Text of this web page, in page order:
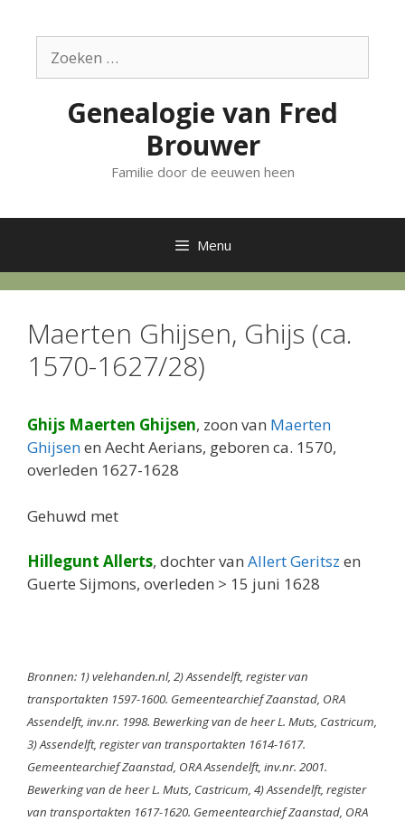
inhoudnaar:
Genealogie van Fred
Brouwer
Familie door de eeuwen heen
Menu
Maerten Ghijsen, Ghijs (ca.
1570-1627/28)
Ghijs Maerten Ghijsen, zoon van Maerten
Ghijsenen Aecht Aerians, geboren ca. 1570,
overleden 1627-1628
Gehuwd met
Hillegunt Allerts, dochter van Allert Geritsz en
Guerte Sijmons, overleden > 15 juni 1628
Bronnen: 1) velehanden.nl, 2) Assendelft, register van
transportakten 1597-1600. Gemeentearchief Zaanstad, ORA
Assendelft, inv.nr. 1998. Bewerking van de heer L. Muts, Castricum,
3) Assendelft, register van transportakten 1614-1617.
Gemeentearchief Zaanstad, ORA Assendelft, inv.nr. 2001.
Bewerking van de heer L. Muts, Castricum, 4) Assendelft, register
van transportakten 1617-1620. Gemeentearchief Zaanstad, ORA